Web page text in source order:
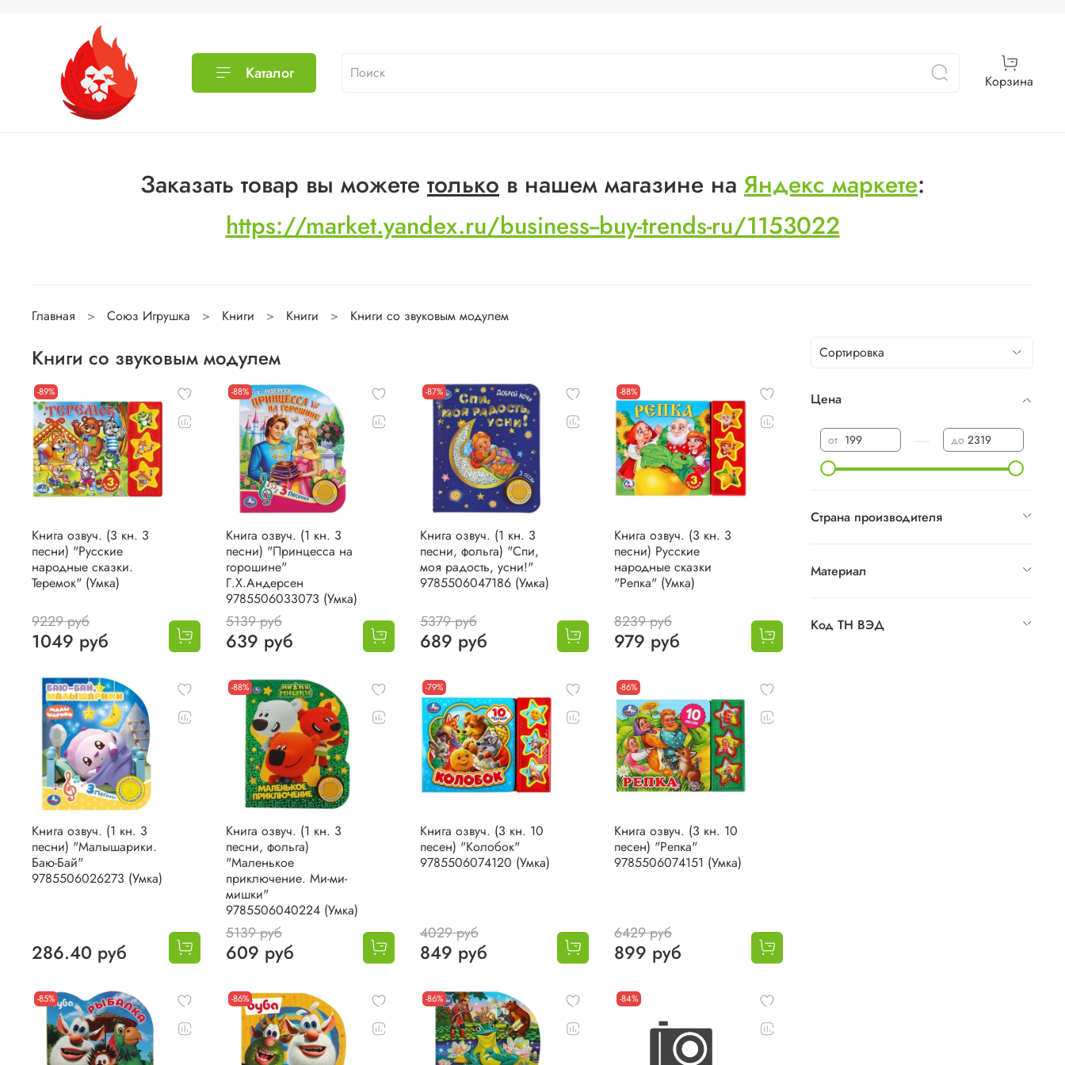
Каталог Корзина
Заказать товар вы можете только в нашем магазине на Яндекс маркете:
https://market.yandex.ru/business--buy-trends-ru/1153022
Главная Союз Игрушка Книги Книги Книги со звуковым модулем
Книги со звуковым модулем
-89%
Книга озвуч. (3 кн. 3
песни) "Русские
народные сказки.
Теремок" (Умка)
9229 руб
1049 руб
-88%
Книга озвуч. (1 кн. 3
песни) "Принцесса на
горошине"
Г.Х.Андерсен
9785506033073 (Умка)
5139 руб
639 руб
-87%
Книга озвуч. (1 кн. 3
песни, фольга) "Спи,
моя радость, усни!"
9785506047186 (Умка)
5379 руб
689 руб
-88%
Книга озвуч. (3 кн. 3
песни) Русские
народные сказки
"Репка" (Умка)
8239 руб
979 руб
Книга озвуч. (1 кн. 3
песни) "Малышарики.
Баю-Бай"
9785506026273 (Умка)
286.40 руб
-88%
Книга озвуч. (1 кн. 3
песни, фольга)
"Маленькое
приключение. Ми-ми-
мишки"
9785506040224 (Умка)
5139 руб
609 руб
-79%
Книга озвуч. (3 кн. 10
песен) "Колобок"
9785506074120 (Умка)
4029 руб
849 руб
-86%
Книга озвуч. (3 кн. 10
песен) "Репка"
9785506074151 (Умка)
6429 руб
899 руб
-85% -86% -86% -84%
Цена
от до
Страна производителя
Материал
Код ТН ВЭД